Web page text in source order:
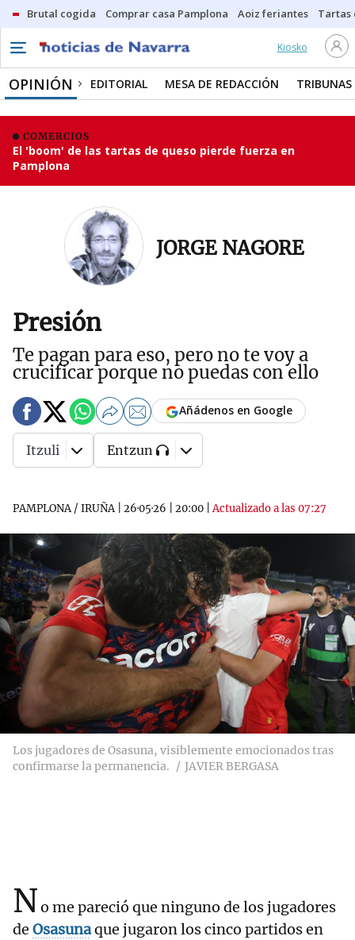
Brutal cogida Comprar casa Pamplona Aoiz feriantes Tartas
Kiosko
OPINIÓN EDITORIAL MESA DE REDACCIÓN TRIBUNAS
COMERCIOS
El 'boom' de las tartas de queso pierde fuerza en
Pamplona
JORGE NAGORE
Presión
Te pagan para eso, pero no te voy a
crucificar porque no puedas con ello
PAMPLONA / IRUÑA| 26·05·26 20:00 |Actualizado a las 07:27
Añádenos en Google
Itzuli Entzun
Los jugadores de Osasuna, visiblemente emocionados tras
confirmarse la permanencia.
JAVIER BERGASA
No me pareció que ninguno de los jugadores
de Osasunaque jugaron los cinco partidos en